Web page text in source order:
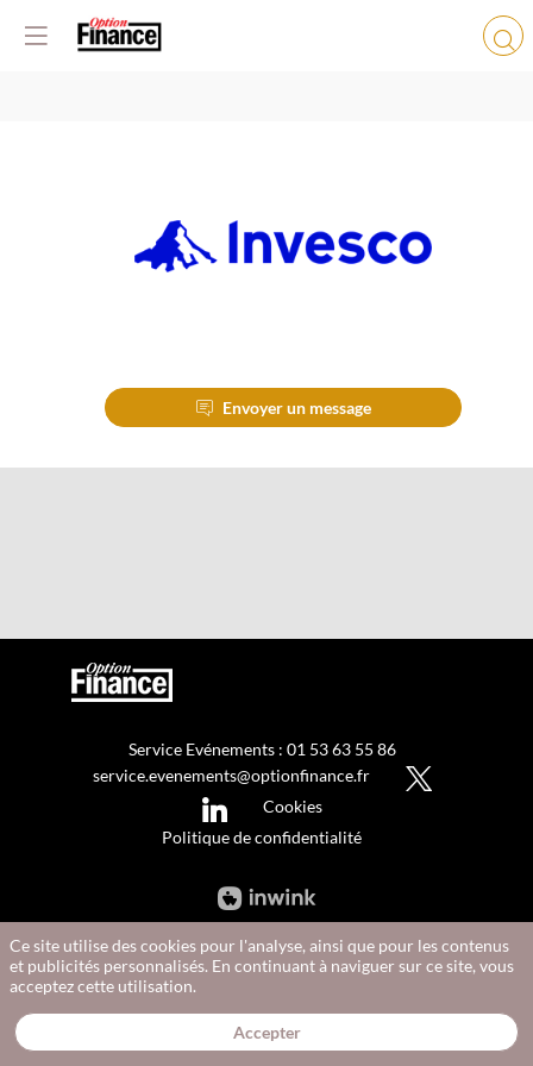
Envoyer un message
Service Evénements : 01 53 63 55 86
service.evenements@optionfinance.fr
Cookies
Politique de confidentialité
Ce site utilise des cookies pour l'analyse, ainsi que pour les contenus
et publicités personnalisés. En continuant à naviguer sur ce site, vous
acceptez cette utilisation.
Accepter